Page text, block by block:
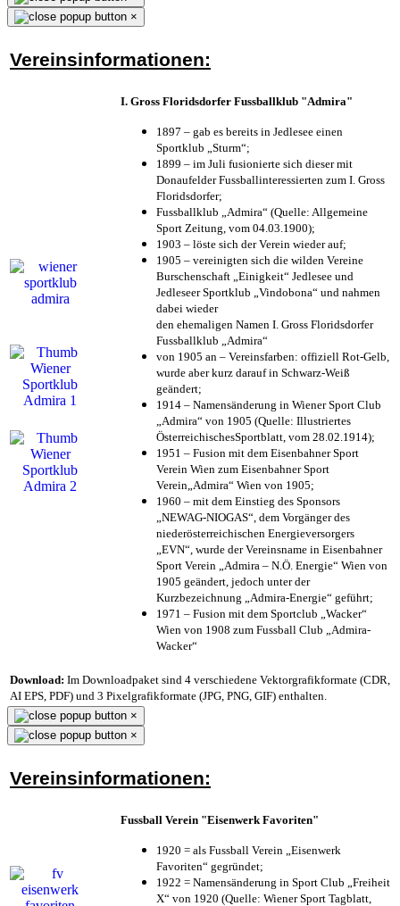
×
Vereinsinformationen:
I. Gross Floridsdorfer Fussballklub "Admira"
1897 – gab es bereits in Jedlesee einen
Sportklub „Sturm“;
1899 – im Juli fusionierte sich dieser mit
Donaufelder Fussballinteressierten zum I. Gross
Floridsdorfer;
Fussballklub „Admira“ (Quelle: Allgemeine
Sport Zeitung, vom 04.03.1900);
1903 – löste sich der Verein wieder auf;
1905 – vereinigten sich die wilden Vereine
Burschenschaft „Einigkeit“ Jedlesee und
Jedleseer Sportklub „Vindobona“ und nahmen
dabei wieder
den ehemaligen Namen I. Gross Floridsdorfer
Fussballklub „Admira“
von 1905 an – Vereinsfarben: offiziell Rot-Gelb,
wurde aber kurz darauf in Schwarz-Weiß
geändert;
1914 – Namensänderung in Wiener Sport Club
„Admira“ von 1905 (Quelle: Illustriertes
ÖsterreichischesSportblatt, vom 28.02.1914);
1951 – Fusion mit dem Eisenbahner Sport
Verein Wien zum Eisenbahner Sport
Verein„Admira“ Wien von 1905;
1960 – mit dem Einstieg des Sponsors
„NEWAG-NIOGAS“, dem Vorgänger des
niederösterreichischen Energieversorgers
„EVN“, wurde der Vereinsname in Eisenbahner
Sport Verein „Admira – N.Ö. Energie“ Wien von
1905 geändert, jedoch unter der
Kurzbezeichnung „Admira-Energie“ geführt;
1971 – Fusion mit dem Sportclub „Wacker“
Wien von 1908 zum Fussball Club „Admira-
Wacker“
Download: Im Downloadpaket sind 4 verschiedene Vektorgrafikformate (CDR,
AI EPS, PDF) und 3 Pixelgrafikformate (JPG, PNG, GIF) enthalten.
×
×
Vereinsinformationen:
Fussball Verein "Eisenwerk Favoriten"
1920 = als Fussball Verein „Eisenwerk
Favoriten“ gegründet;
1922 = Namensänderung in Sport Club „Freiheit
X“ von 1920 (Quelle: Wiener Sport Tagblatt,